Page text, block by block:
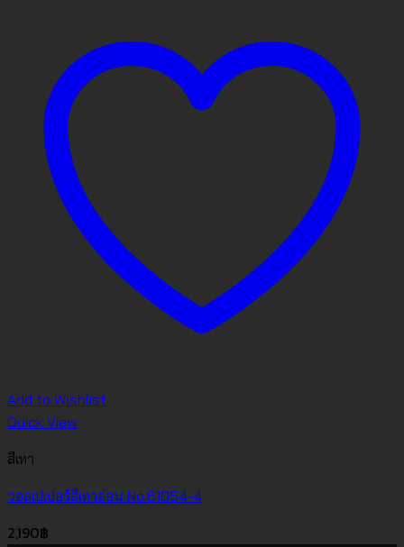
Add to Wishlist
Quick View
สีเทา
วอลเปเปอร์สีเทาอ่อน No.61054-4
2,190฿